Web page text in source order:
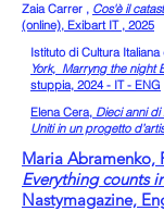
Zaia Carrer , Cos'è il
(online), Exibart IT , 2025
Istituto di Cultura Italiana
York, Marryng the night
stuppia, 2024 - IT - ENG
Elena Cera, Dieci anni di
Uniti in un progetto
Maria Abramenko,
Everything counts
Nastymagazine,